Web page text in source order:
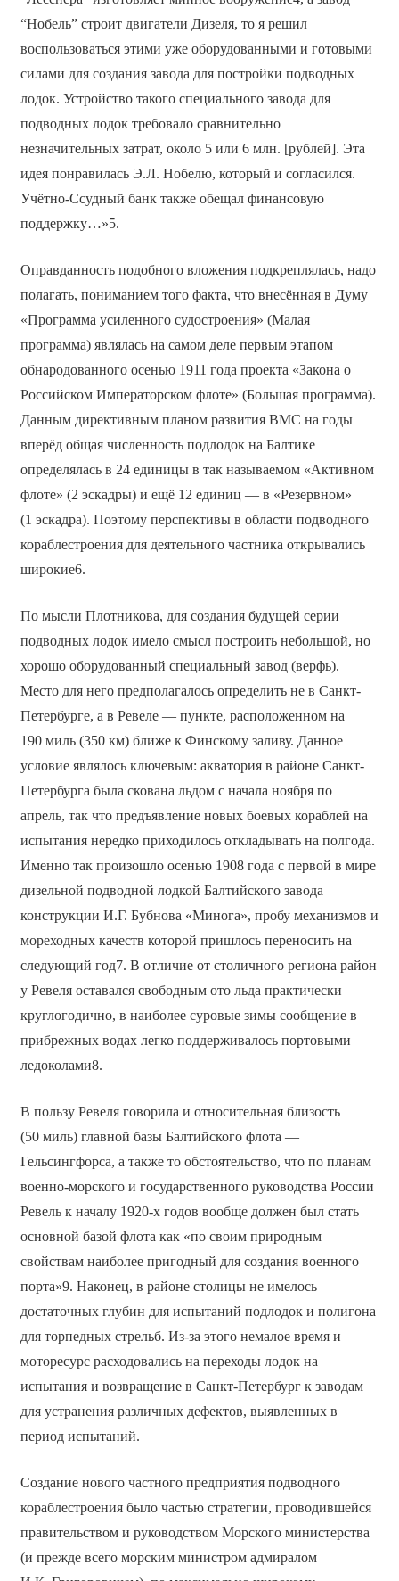
“Нобель” строит двигатели Дизеля, то я решил
воспользоваться этими уже оборудованными и готовыми
силами для создания завода для постройки подводных
лодок. Устройство такого специального завода для
подводных лодок требовало сравнительно
незначительных затрат, около 5 или 6 млн. [рублей]. Эта
идея понравилась Э.Л. Нобелю, который и согласился.
Учётно-Ссудный банк также обещал финансовую
поддержку…»5.
Оправданность подобного вложения подкреплялась, надо
полагать, пониманием того факта, что внесённая в Думу
«Программа усиленного судостроения» (Малая
программа) являлась на самом деле первым этапом
обнародованного осенью 1911 года проекта «Закона о
Российском Императорском флоте» (Большая программа).
Данным директивным планом развития ВМС на годы
вперёд общая численность подлодок на Балтике
определялась в 24 единицы в так называемом «Активном
флоте» (2 эскадры) и ещё 12 единиц — в «Резервном»
(1 эскадра). Поэтому перспективы в области подводного
кораблестроения для деятельного частника открывались
широкие6.
По мысли Плотникова, для создания будущей серии
подводных лодок имело смысл построить небольшой, но
хорошо оборудованный специальный завод (верфь).
Место для него предполагалось определить не в Санкт-
Петербурге, а в Ревеле — пункте, расположенном на
190 миль (350 км) ближе к Финскому заливу. Данное
условие являлось ключевым: акватория в районе Санкт-
Петербурга была скована льдом с начала ноября по
апрель, так что предъявление новых боевых кораблей на
испытания нередко приходилось откладывать на полгода.
Именно так произошло осенью 1908 года с первой в мире
дизельной подводной лодкой Балтийского завода
конструкции И.Г. Бубнова «Минога», пробу механизмов и
мореходных качеств которой пришлось переносить на
следующий год7. В отличие от столичного региона район
у Ревеля оставался свободным ото льда практически
круглогодично, в наиболее суровые зимы сообщение в
прибрежных водах легко поддерживалось портовыми
ледоколами8.
В пользу Ревеля говорила и относительная близость
(50 миль) главной базы Балтийского флота —
Гельсингфорса, а также то обстоятельство, что по планам
военно-морского и государственного руководства России
Ревель к началу 1920-х годов вообще должен был стать
основной базой флота как «по своим природным
свойствам наиболее пригодный для создания военного
порта»9. Наконец, в районе столицы не имелось
достаточных глубин для испытаний подлодок и полигона
для торпедных стрельб. Из-за этого немалое время и
моторесурс расходовались на переходы лодок на
испытания и возвращение в Санкт-Петербург к заводам
для устранения различных дефектов, выявленных в
период испытаний.
Создание нового частного предприятия подводного
кораблестроения было частью стратегии, проводившейся
правительством и руководством Морского министерства
(и прежде всего морским министром адмиралом